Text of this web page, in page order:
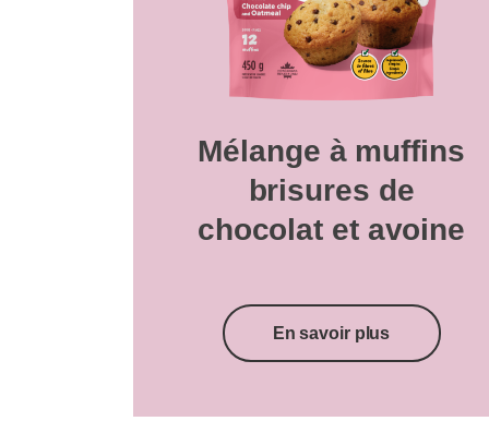
Mélange à muffins
brisures de
chocolat et avoine
En savoir plus